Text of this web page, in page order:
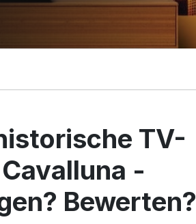
TV-
-
Bewerten?